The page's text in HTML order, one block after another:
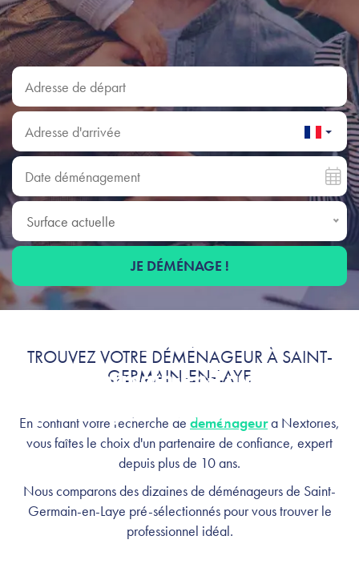
Déménagement à Saint-
Germain-en-Laye :
profitez, on s'occupe de tout
Adresse de départ
Adresse d'arrivée
Date déménagement
Surface actuelle
Surface actuelle
JE DÉMÉNAGE !
TROUVEZ VOTRE DÉMÉNAGEUR À SAINT-
GERMAIN-EN-LAYE
En confiant votre recherche de déménageurà Nextories,
vous faîtes le choix d'un partenaire de confiance, expert
depuis plus de 10 ans.
Nous comparons des dizaines de déménageurs de Saint-
Germain-en-Laye pré-sélectionnés pour vous trouver le
professionnel idéal.